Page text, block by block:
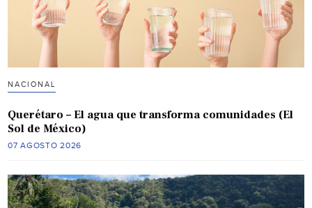
NACIONAL
Querétaro – El agua que transforma comunidades (El
Sol de México)
07 AGOSTO 2026